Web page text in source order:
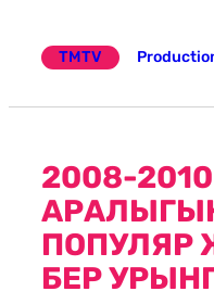
TMTV
2008-
БЕР